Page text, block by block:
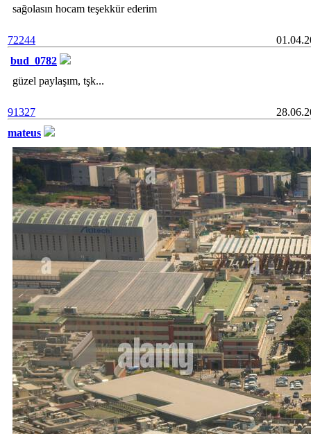
sağolasın hocam teşekkür ederim
72244
bud_0782
güzel paylaşım, tşk...
91327
mateus